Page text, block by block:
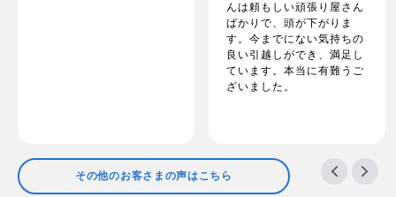
んは頼もしい頑張り屋さん
ばかりで、頭が下がりま
す。今までにない気持ちの
良い引越しができ、満足し
ています。本当に有難うご
ざいました。
その他のお客さまの声はこちら